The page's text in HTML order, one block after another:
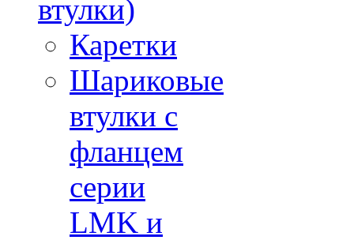
втулки)
Каретки
Шариковые
втулки с
фланцем
серии
LMK и